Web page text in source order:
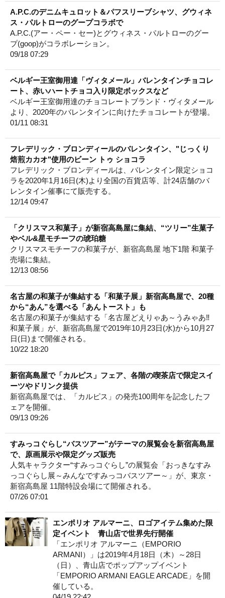
A.P.C.のデニムキュロット＆パフスリーブシャツ、グウィネ
ス・パルトローのグープコラボで
A.P.C.(アー・ペー・セー)とグウィネス・パルトローのグー
プ(goop)がコラボレーション。
09/18 07:29
ベルギー王室御用達「ヴィタメール」バレンタインチョコレ
ート、赤いハートチョコ入り限定ボックスなど
ベルギー王室御用達のチョコレートブランド・ヴィタメール
より、2020年のバレンタインに向けたチョコレートが登場。
01/11 08:31
フレデリック・ブロンディールのバレンタイン、"じっくり
焙煎カカオ"使用のビーン トゥ ショコラ
フレデリック・ブロンディールは、バレンタイン限定ショコ
ラを2020年1月16日(木)より全国の百貨店等、計24店舗のバ
レンタイン催事にて販売する。
12/14 09:47
「クリスマス和菓子」が新宿高島屋に集結、“ツリー”生菓子
やベル&星モチーフの琥珀糖
クリスマスモチーフの和菓子が、新宿高島屋 地下1階 和菓子
売場に集結。
12/13 08:56
名古屋の和菓子が集結する「和菓子展」新宿高島屋で、20種
から“あん”を選べる「あんトースト」も
名古屋の和菓子が集結する「名古屋どえりゃあ～うみゃあ‼
和菓子展」が、新宿高島屋で2019年10月23日(水)から10月27
日(日)まで開催される。
10/22 18:20
新宿高島屋で「カルピス」フェア、各階の喫茶店で限定スイ
ーツやドリンク提供
新宿高島屋では、「カルピス」の発売100周年を記念したフ
ェアを開催。
09/13 09:26
すみっコぐらし“バスツアー”がテーマの展覧会を新宿高島屋
で、原画展示や限定グッズ販売
人気キャラクター“すみっコぐらし”の展覧会「おっきなすみ
っコぐらし展～みんなですみっコバスツアー～」が、東京・
新宿高島屋 11階特設会場にて開催される。
07/26 07:01
エンポリオ アルマーニ、ロゴアイテム集めた限
定イベント 青山店で世界先行開催
「エンポリオ アルマーニ（EMPORIO
ARMANI）」は2019年4月18日（木）～28日
（日）、青山店でポップアップイベント
「EMPORIO ARMANI EAGLE ARCADE」を開
催している。